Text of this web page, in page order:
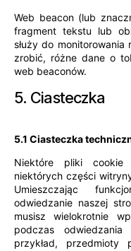
Web beacon (lub
fragment tekstu lub
służy do
zrobić, różne dane o
web beaconów.
5. Ciasteczka
5.1 Ciasteczka
Niektóre pliki cookie
niektórych części
Umieszczając
odwiedzanie naszej
musisz wielokrotnie
podczas
przykład,